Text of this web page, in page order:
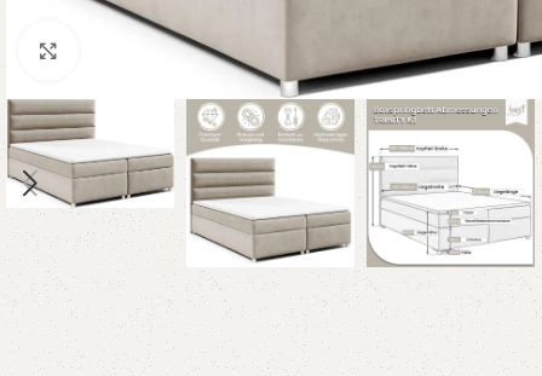
Klicken um zu vergrößern